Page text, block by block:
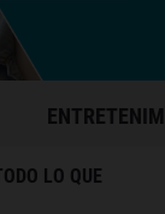
LO QUE